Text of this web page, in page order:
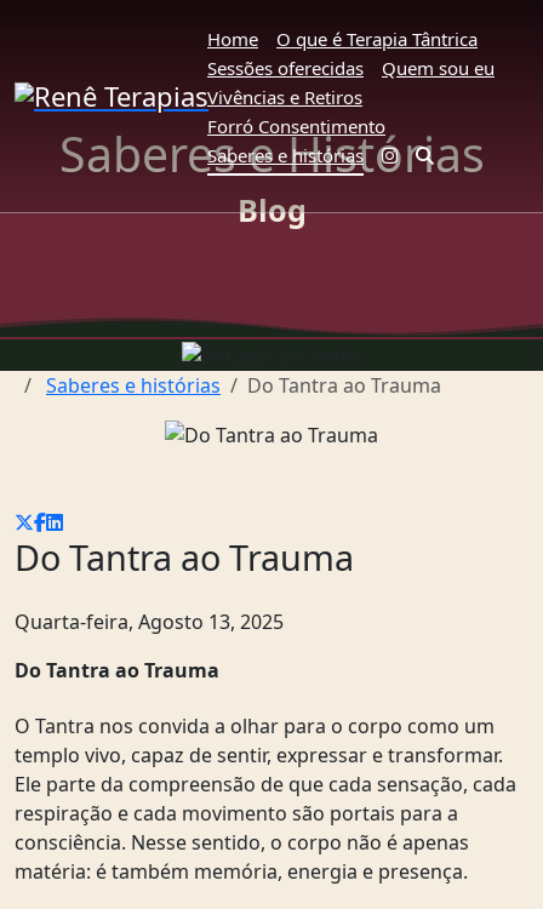
Home
O que é Terapia Tântrica
Sessões oferecidas
Quem sou eu
Vivências e Retiros
Forró Consentimento
Saberes e histórias
Saberes e Histórias
Blog
Saberes e histórias Do Tantra ao Trauma
Do Tantra ao Trauma
Quarta-feira, Agosto 13, 2025
Do Tantra ao Trauma
O Tantra nos convida a olhar para o corpo como um
templo vivo, capaz de sentir, expressar e transformar.
Ele parte da compreensão de que cada sensação, cada
respiração e cada movimento são portais para a
consciência. Nesse sentido, o corpo não é apenas
matéria: é também memória, energia e presença.